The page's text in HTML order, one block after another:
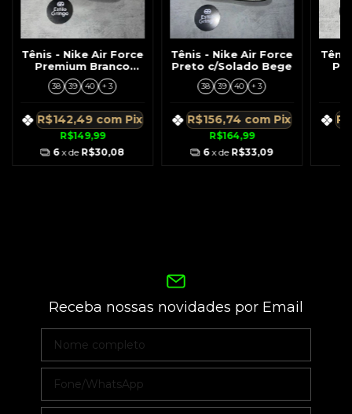
Tênis - Nike Air Force
Premium Branco
Símbolo Contorno
Preto
38 39 40 + 3
R$149,99
R$142,49 com Pix
6 x de R$30,08
Tênis - Nike Air Force
Preto c/Solado Bege
38 39 40 + 3
R$164,99
R$156,74 com Pix
6 x de R$33,09
Receba nossas novidades por Email